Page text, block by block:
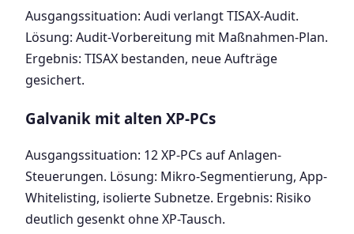
Ausgangssituation: Audi verlangt TISAX-Audit.
Lösung: Audit-Vorbereitung mit Maßnahmen-Plan.
Ergebnis: TISAX bestanden, neue Aufträge
gesichert.
Galvanik mit alten XP-PCs
Ausgangssituation: 12 XP-PCs auf Anlagen-
Steuerungen. Lösung: Mikro-Segmentierung, App-
Whitelisting, isolierte Subnetze. Ergebnis: Risiko
deutlich gesenkt ohne XP-Tausch.